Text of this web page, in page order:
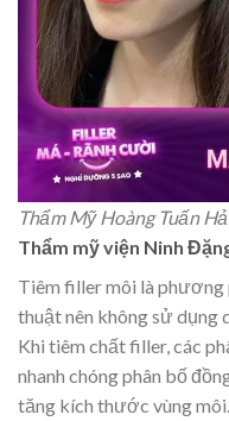
Thẩm Mỹ Hoàng Tuấn
Thẩm mỹ viện Ninh
Tiêm filler môi là phương
thuật nên không sử dụng
Khi tiêm chất filler, các
nhanh chóng phân bố
tăng kích thước vùng